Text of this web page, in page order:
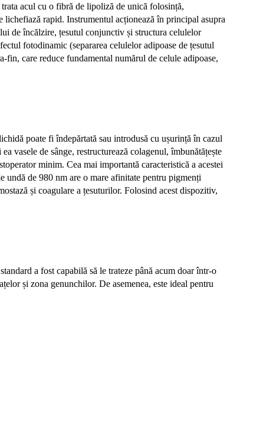
acul cu o fibră de lipoliză de unică folosință,
lichefiază rapid. Instrumentul acționează în principal asupra
de încălzire, țesutul conjunctiv și structura celulelor
fotodinamic (separarea celulelor adipoase de țesutul
care reduce fundamental numărul de celule adipoase,
poate fi îndepărtată sau introdusă cu ușurință în cazul
vasele de sânge, restructurează colagenul, îmbunătățește
minim. Cea mai importantă caracteristică a acestei
undă de 980 nm are o mare afinitate pentru pigmenți
și coagulare a țesuturilor. Folosind acest dispozitiv,
a fost capabilă să le trateze până acum doar într-o
și zona genunchilor. De asemenea, este ideal pentru